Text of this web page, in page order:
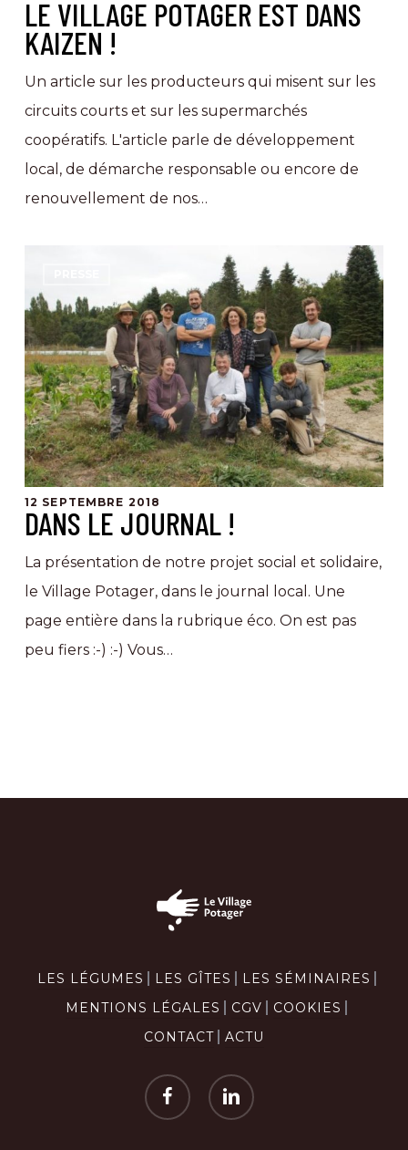
LE VILLAGE POTAGER EST DANS
KAIZEN !
Un article sur les producteurs qui misent sur les
circuits courts et sur les supermarchés
coopératifs. L'article parle de développement
local, de démarche responsable ou encore de
renouvellement de nos…
journal
!
12 SEPTEMBRE 2018
DANS LE JOURNAL !
La présentation de notre projet social et solidaire,
le Village Potager, dans le journal local. Une
page entière dans la rubrique éco. On est pas
peu fiers :-) :-) Vous…
LES LÉGUMES LES GÎTES
LES SÉMINAIRES
MENTIONS LÉGALES
CGV
COOKIES
CONTACT
ACTU
facebook linkedin